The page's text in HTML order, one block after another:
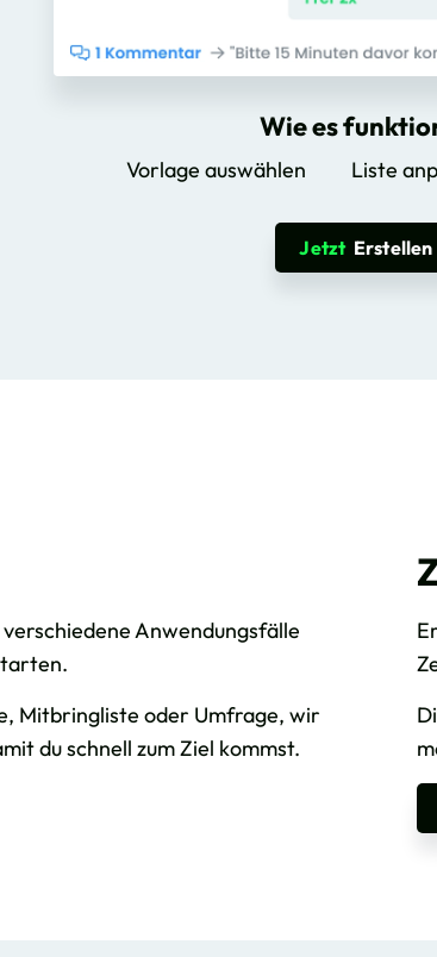
Wie es
Vorlage auswählen Liste
JetztErstellen
Anwendungsfälle
Mitbringliste oder Umfrage, wir
du schnell zum Ziel kommst.